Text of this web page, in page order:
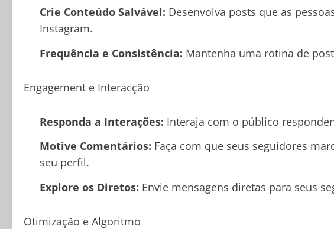
Crie Conteúdo Salvável: Desenvolva posts que as
Instagram.
Frequência e Consistência: Mantenha uma rotina de
Engagement e Interacção
Responda a Interações: Interaja com o público
Motive Comentários: Faça com que seus seguidores
seu perfil.
Explore os Diretos: Envie mensagens diretas para seus
Otimização e Algoritmo